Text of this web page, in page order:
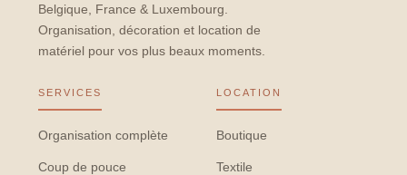
Belgique, France & Luxembourg.
Organisation, décoration et location de
matériel pour vos plus beaux moments.
SERVICES
Organisation complète
Coup de pouce
LOCATION
Boutique
Textile